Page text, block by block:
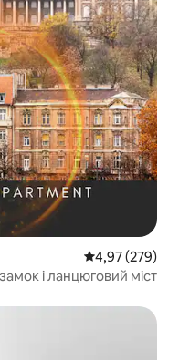
Середня
4,97 (279)
і ланцюговий міст